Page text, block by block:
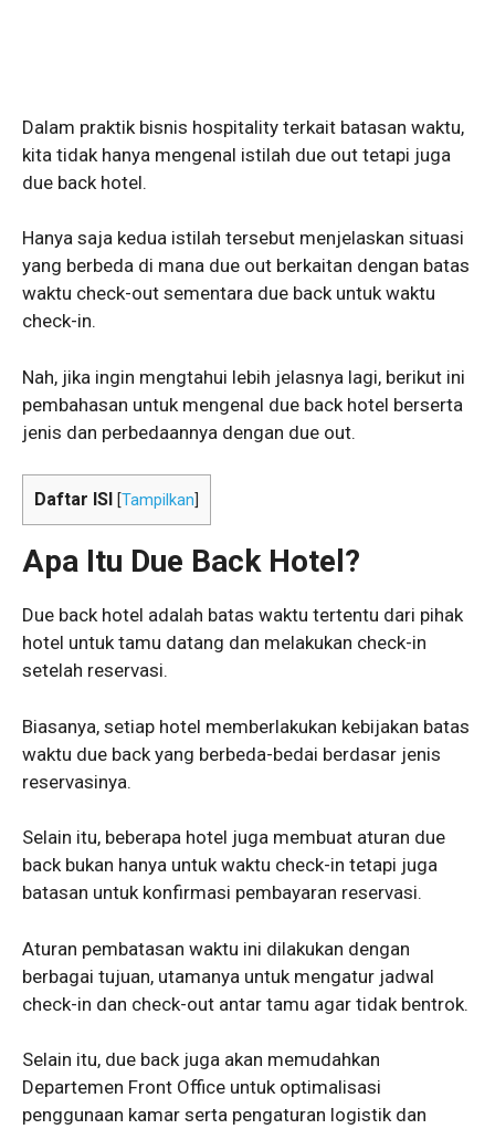
Dalam praktik bisnis hospitality terkait batasan waktu,
kita tidak hanya mengenal istilah due out tetapi juga
due back hotel.
Hanya saja kedua istilah tersebut menjelaskan situasi
yang berbeda di mana due out berkaitan dengan batas
waktu check-out sementara due back untuk waktu
check-in.
Nah, jika ingin mengtahui lebih jelasnya lagi, berikut ini
pembahasan untuk mengenal due back hotel berserta
jenis dan perbedaannya dengan due out.
Daftar ISI [Tampilkan
Apa Itu Due Back Hotel?
Due back hotel adalah batas waktu tertentu dari pihak
hotel untuk tamu datang dan melakukan check-in
setelah reservasi.
Biasanya, setiap hotel memberlakukan kebijakan batas
waktu due back yang berbeda-bedai berdasar jenis
reservasinya.
Selain itu, beberapa hotel juga membuat aturan due
back bukan hanya untuk waktu check-in tetapi juga
batasan untuk konfirmasi pembayaran reservasi.
Aturan pembatasan waktu ini dilakukan dengan
berbagai tujuan, utamanya untuk mengatur jadwal
check-in dan check-out antar tamu agar tidak bentrok.
Selain itu, due back juga akan memudahkan
Departemen Front Office untuk optimalisasi
penggunaan kamar serta pengaturan logistik dan